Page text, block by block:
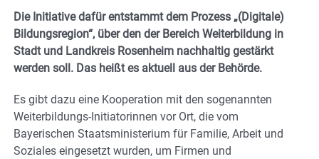
Die Initiative dafür entstammt dem Prozess „(Digitale)
Bildungsregion“, über den der Bereich Weiterbildung in
Stadt und Landkreis Rosenheim nachhaltig gestärkt
werden soll. Das heißt es aktuell aus der Behörde.
Es gibt dazu eine Kooperation mit den sogenannten
Weiterbildungs-Initiatorinnen vor Ort, die vom
Bayerischen Staatsministerium für Familie, Arbeit und
Soziales eingesetzt wurden, um Firmen und